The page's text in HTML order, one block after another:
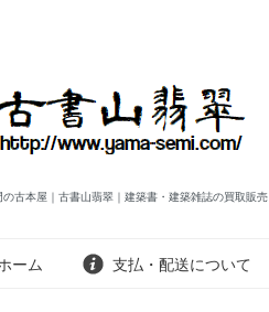
の古本屋｜古書山翡翠｜建築書・建築雑誌の買取販売
ーム 支払・配送について